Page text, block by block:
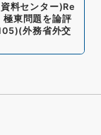
料センター)Re
極東問題を論評
)(外務省外交